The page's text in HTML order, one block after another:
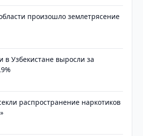
произошло землетрясение
в Узбекистане выросли за
распространение наркотиков